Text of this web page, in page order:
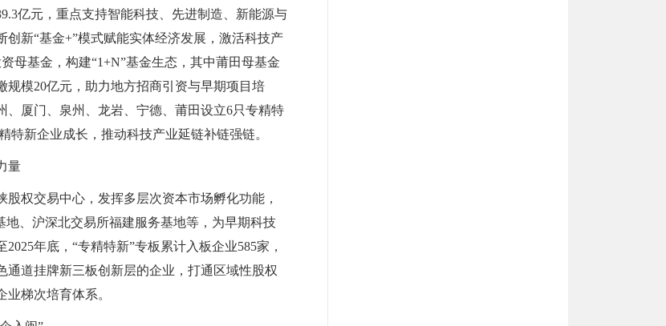
亿元，重点支持智能科技、先进制造、新能源与
新“基金+”模式赋能实体经济发展，激活科技产
母基金，构建“1+N”基金生态，其中莆田母基金
模20亿元，助力地方招商引资与早期项目培
、厦门、泉州、龙岩、宁德、莆田设立6只专精特
特新企业成长，推动科技产业延链补链强链。
量
权交易中心，发挥多层次资本市场孵化功能，
、沪深北交易所福建服务基地等，为早期科技
年底，“专精特新”专板累计入板企业585家，
道挂牌新三板创新层的企业，打通区域性股权
梯次培育体系。